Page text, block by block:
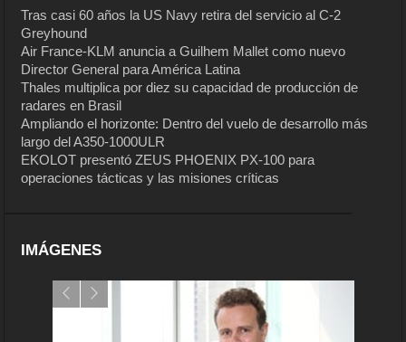
Tras casi 60 años la US Navy retira del servicio al C-2
Greyhound
Air France-KLM anuncia a Guilhem Mallet como nuevo
Director General para América Latina
Thales multiplica por diez su capacidad de producción de
radares en Brasil
Ampliando el horizonte: Dentro del vuelo de desarrollo más
largo del A350-1000ULR
EKOLOT presentó ZEUS PHOENIX PX-100 para
operaciones tácticas y las misiones críticas
IMÁGENES